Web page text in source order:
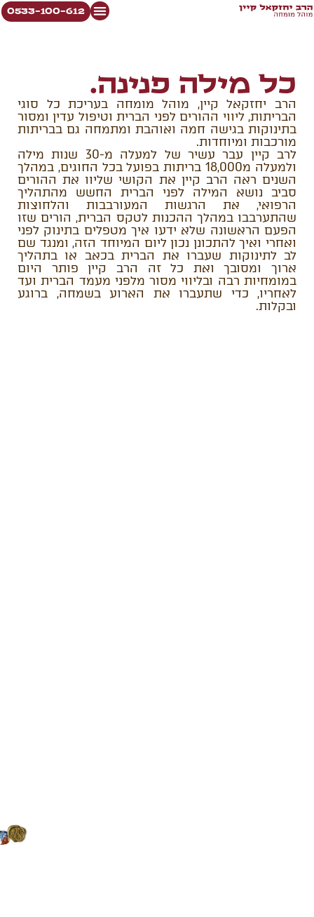
0533-100-612
כל מילה פנינה.
הרב יחזקאל קיין, מוהל מומחה בעריכת כל סוגי
הבריתות, ליווי ההורים לפני הברית וטיפול עדין ומסור
בתינוקות בגישה חמה ואוהבת ומתמחה גם בבריתות
מורכבות ומיוחדות.
לרב קיין עבר עשיר של למעלה מ-30 שנות מילה
ולמעלה מ18,000 בריתות בפועל בכל החוגים, במהלך
השנים ראה הרב קיין את הקושי שליוו את ההורים
סביב נושא המילה לפני הברית החשש מהתהליך
הרפואי, את הרגשות המעורבבות והלחוצות
שהתערבבו במהלך ההכנות לטקס הברית, הורים שזו
הפעם הראשונה שלא ידעו איך מטפלים בתינוק לפני
ואחרי ואיך להתכונן נכון ליום המיוחד הזה, ומנגד שם
לב לתינוקות שעברו את הברית בכאב או בתהליך
ארוך ומסובך ואת כל זה הרב קיין פותר היום
במומחיות רבה ובליווי מסור מלפני מעמד הברית ועד
לאחריו, כדי שתעברו את הארוע בשמחה, ברוגע
ובקלות.